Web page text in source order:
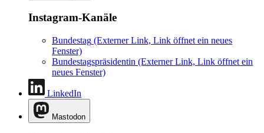
Instagram-Kanäle
Bundestag (Externer Link, Link öffnet ein neues
Fenster)
Bundestagspräsidentin (Externer Link, Link öffnet ein
neues Fenster)
LinkedIn
Mastodon